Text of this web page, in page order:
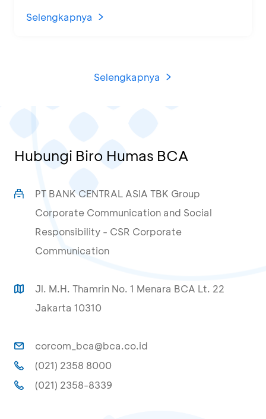
di KCU Tanjung Priok
Selengkapnya
Selengkapnya
Hubungi Biro Humas BCA
PT BANK CENTRAL ASIA TBK Group
Corporate Communication and Social
Responsibility - CSR Corporate
Communication
Jl. M.H. Thamrin No. 1 Menara BCA Lt. 22
Jakarta 10310
corcom_bca@bca.co.id
(021) 2358 8000
(021) 2358-8339